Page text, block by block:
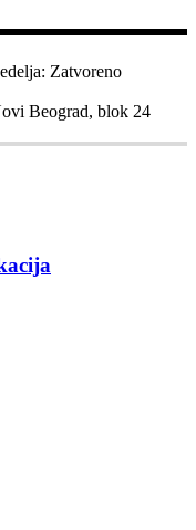
Zatvoreno
Beograd, blok 24